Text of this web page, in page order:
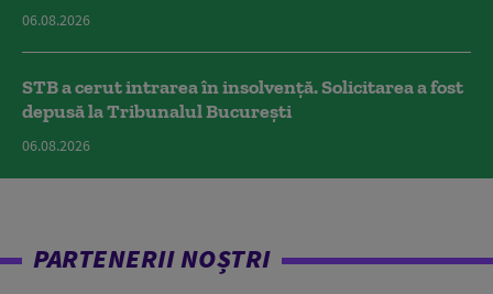
06.08.2026
STB a cerut intrarea în insolvență. Solicitarea a fost
depusă la Tribunalul București
06.08.2026
PARTENERII NOȘTRI